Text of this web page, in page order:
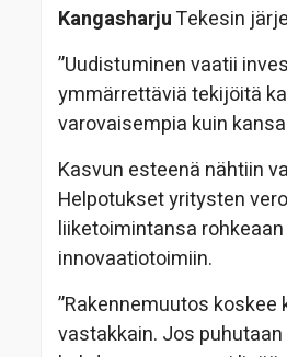
KangasharjuTekesin
”Uudistuminen vaatii
ymmärrettäviä tekijöitä
varovaisempia kuin
Kasvun esteenä nähtiin
Helpotukset yritysten
liiketoimintansa
innovaatiotoimiin.
”Rakennemuutos
vastakkain. Jos